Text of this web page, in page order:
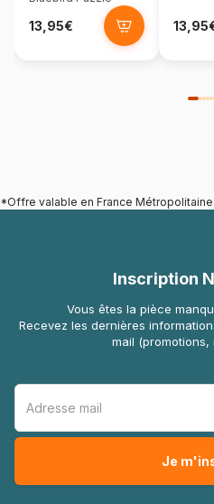
13,95€
*Offre valable en France
Inscription
Vous êtes la pièce
Recevez les dernières
mail